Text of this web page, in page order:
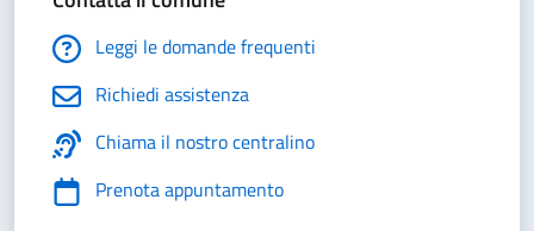
Leggi le domande frequenti
Richiedi assistenza
Chiama il nostro centralino
Prenota appuntamento